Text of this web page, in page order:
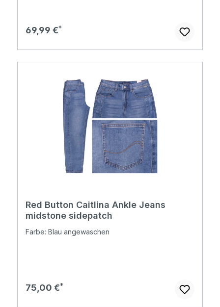
Regulärer Preis:
69,99 €
Red Button Caitlina Ankle Jeans
midstone sidepatch
Farbe: Blau angewaschen
Regulärer Preis:
75,00 €